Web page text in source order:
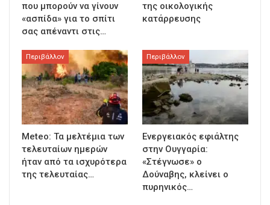
που μπορούν να γίνουν
«ασπίδα» για το σπίτι
σας απέναντι στις…
της οικολογικής
κατάρρευσης
Περιβάλλον
Meteo: Τα μελτέμια των
τελευταίων ημερών
ήταν από τα ισχυρότερα
της τελευταίας…
Περιβάλλον
Ενεργειακός εφιάλτης
στην Ουγγαρία:
«Στέγνωσε» ο
Δούναβης, κλείνει ο
πυρηνικός…